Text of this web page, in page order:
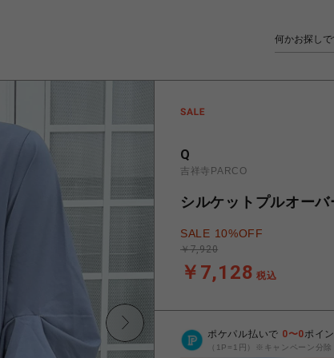
Q
吉祥寺PARCO
シルケットプルオーバ
SALE 10%OFF
￥7,128 税込
￥7,920
ポケパル払いで 0〜0ポイ
（1P=1円）※キャンペーン分除